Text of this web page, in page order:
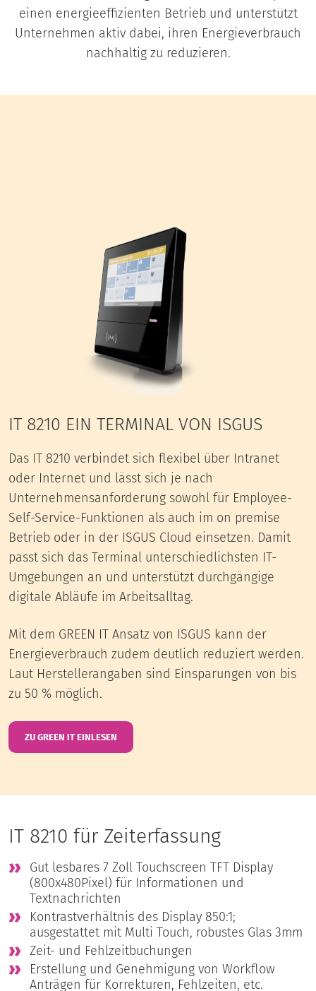
einen energieeffizienten Betrieb und unterstützt
Unternehmen aktiv dabei, ihren Energieverbrauch
nachhaltig zu reduzieren.
IT 8210 EIN TERMINAL VON ISGUS
Das IT 8210 verbindet sich flexibel über Intranet
oder Internet und lässt sich je nach
Unternehmensanforderung sowohl für Employee-
Self-Service-Funktionen als auch im on premise
Betrieb oder in der ISGUS Cloud einsetzen. Damit
passt sich das Terminal unterschiedlichsten IT-
Umgebungen an und unterstützt durchgängige
digitale Abläufe im Arbeitsalltag.
Mit dem GREEN IT Ansatz von ISGUS kann der
Energieverbrauch zudem deutlich reduziert werden.
Laut Herstellerangaben sind Einsparungen von bis
zu 50 % möglich.
ZU GREEN IT EINLESEN
IT 8210 für Zeiterfassung
Gut lesbares 7 Zoll Touchscreen TFT Display
(800x480Pixel) für Informationen und
Textnachrichten
Kontrastverhältnis des Display 850:1;
ausgestattet mit Multi Touch, robustes Glas 3mm
Zeit- und Fehlzeitbuchungen
Erstellung und Genehmigung von Workflow
Anträgen für Korrekturen, Fehlzeiten, etc.